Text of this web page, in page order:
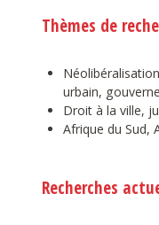
Thèmes de
urbain,
Droit à la ville,
Afrique du Sud,
Recherches